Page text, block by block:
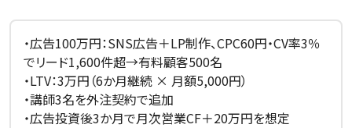
・広告100万円：SNS広告＋LP制作、CPC60円・CV率3％
でリード1,600件超→有料顧客500名
・LTV：3万円（6か月継続 × 月額5,000円）
・講師3名を外注契約で追加
・広告投資後3か月で月次営業CF＋20万円を想定